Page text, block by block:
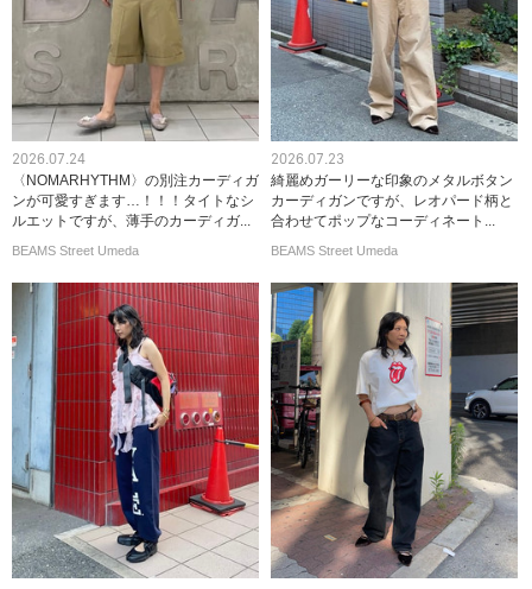
2026.07.24
〈NOMARHYTHM〉の別注カーディガ
ンが可愛すぎます…！！！タイトなシ
ルエットですが、薄手のカーディガ...
BEAMS Street Umeda
2026.07.23
綺麗めガーリーな印象のメタルボタン
カーディガンですが、レオパード柄と
合わせてポップなコーディネート...
BEAMS Street Umeda